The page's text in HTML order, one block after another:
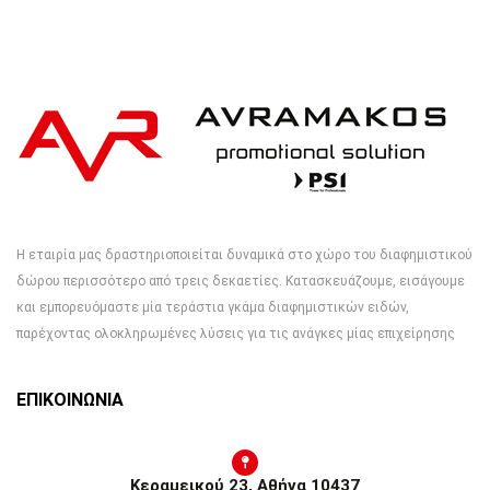
Η εταιρία μας δραστηριοποιείται δυναμικά στο χώρο του διαφημιστικού
δώρου περισσότερο από τρεις δεκαετίες. Κατασκευάζουμε, εισάγουμε
και εμπορευόμαστε μία τεράστια γκάμα διαφημιστικών ειδών,
παρέχοντας ολοκληρωμένες λύσεις για τις ανάγκες μίας επιχείρησης
ΕΠΙΚΟΙΝΩΝΙΑ